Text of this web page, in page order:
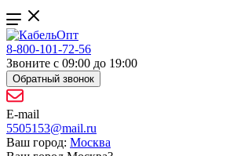
8-800-101-72-56
Звоните с 09:00 до 19:00
Обратный звонок
E-mail
5505153@mail.ru
Ваш город: Москва